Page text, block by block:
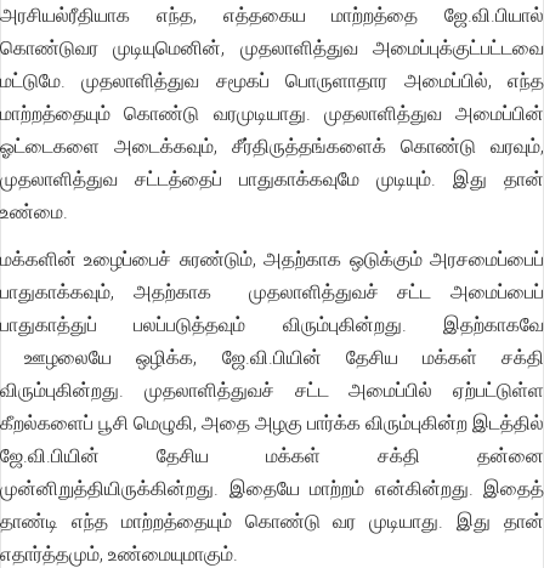
அரசியல்ரீதியாக எந்த, எத்தகைய மாற்றத்தை ஜே.வி.பியால்
கொண்டுவர முடியுமெனின், முதலாளித்துவ அமைப்புக்குட்பட்டவை
மட்டுமே. முதலாளித்துவ சமூகப் பொருளாதார அமைப்பில், எந்த
மாற்றத்தையும் கொண்டு வரமுடியாது. முதலாளித்துவ அமைப்பின்
ஓட்டைகளை அடைக்கவும், சீர்திருத்தங்களைக் கொண்டு வரவும்,
முதலாளித்துவ சட்டத்தைப் பாதுகாக்கவுமே முடியும். இது தான்
உண்மை.
மக்களின் உழைப்பைச் சுரண்டும், அதற்காக ஒடுக்கும் அரசமைப்பைப்
பாதுகாக்கவும், அதற்காக முதலாளித்துவச் சட்ட அமைப்பைப்
பாதுகாத்துப் பலப்படுத்தவும் விரும்புகின்றது. இதற்காகவே
ஊழலையே ஒழிக்க, ஜே.வி.பியின் தேசிய மக்கள் சக்தி
விரும்புகின்றது. முதலாளித்துவச் சட்ட அமைப்பில் ஏற்பட்டுள்ள
கீறல்களைப் பூசி மெழுகி, அதை அழகு பார்க்க விரும்புகின்ற இடத்தில்
ஜே.வி.பியின் தேசிய மக்கள் சக்தி தன்னை
முன்னிறுத்தியிருக்கின்றது. இதையே மாற்றம் என்கின்றது. இதைத்
தாண்டி எந்த மாற்றத்தையும் கொண்டு வர முடியாது. இது தான்
எதார்த்தமும், உண்மையுமாகும்.